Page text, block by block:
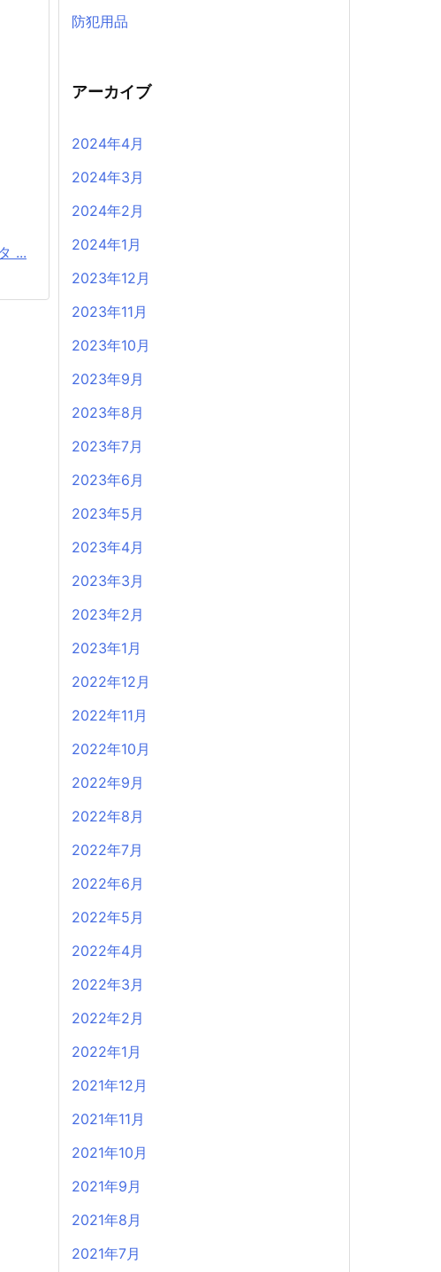
...
防犯用品
アーカイブ
2024年4月
2024年3月
2024年2月
2024年1月
2023年12月
2023年11月
2023年10月
2023年9月
2023年8月
2023年7月
2023年6月
2023年5月
2023年4月
2023年3月
2023年2月
2023年1月
2022年12月
2022年11月
2022年10月
2022年9月
2022年8月
2022年7月
2022年6月
2022年5月
2022年4月
2022年3月
2022年2月
2022年1月
2021年12月
2021年11月
2021年10月
2021年9月
2021年8月
2021年7月